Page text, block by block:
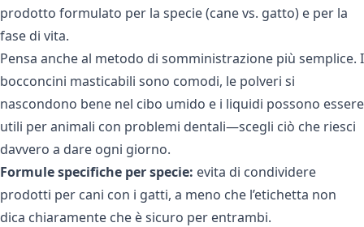
prodotto formulato per la specie (cane vs. gatto) e per la
fase di vita.
Pensa anche al metodo di somministrazione più semplice. I
bocconcini masticabili sono comodi, le polveri si
nascondono bene nel cibo umido e i liquidi possono essere
utili per animali con problemi dentali—scegli ciò che riesci
davvero a dare ogni giorno.
Formule specifiche per specie: evita di condividere
prodotti per cani con i gatti, a meno che l’etichetta non
dica chiaramente che è sicuro per entrambi.